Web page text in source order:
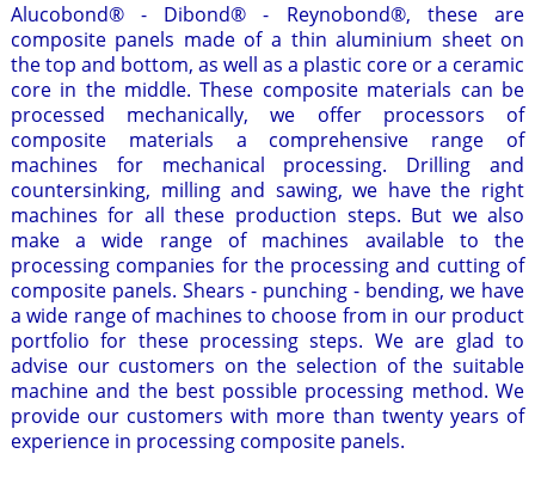
Alucobond® - Dibond® - Reynobond®, these are
composite panels made of a thin aluminium sheet on
the top and bottom, as well as a plastic core or a ceramic
core in the middle. These composite materials can be
processed mechanically, we offer processors of
composite materials a comprehensive range of
machines for mechanical processing. Drilling and
countersinking, milling and sawing, we have the right
machines for all these production steps. But we also
make a wide range of machines available to the
processing companies for the processing and cutting of
composite panels. Shears - punching - bending, we have
a wide range of machines to choose from in our product
portfolio for these processing steps. We are glad to
advise our customers on the selection of the suitable
machine and the best possible processing method. We
provide our customers with more than twenty years of
experience in processing composite panels.